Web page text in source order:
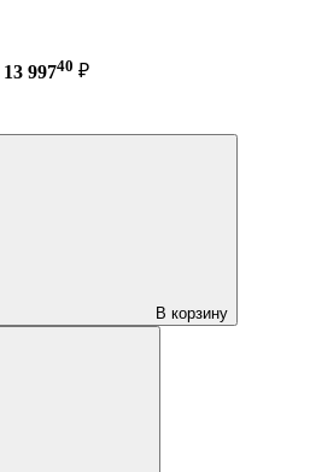
13 99740 ₽
В корзину